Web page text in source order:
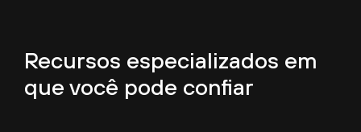
Recursos especializados em
que você pode confiar